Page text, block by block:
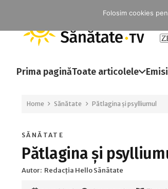
Prima paginăToate articolele
Home Sănătate Pătlagina și psylliumul
SĂNĂTATE
Pătlagina și
Autor: Redacția Hello Sănătate
Folosim cookies